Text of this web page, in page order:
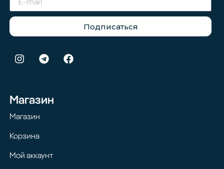
Подписаться
Магазин
Магазин
Корзина
Мой аккаунт